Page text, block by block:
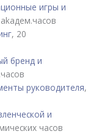
игры и
, 20
бренд и
руководителя,
и
часов